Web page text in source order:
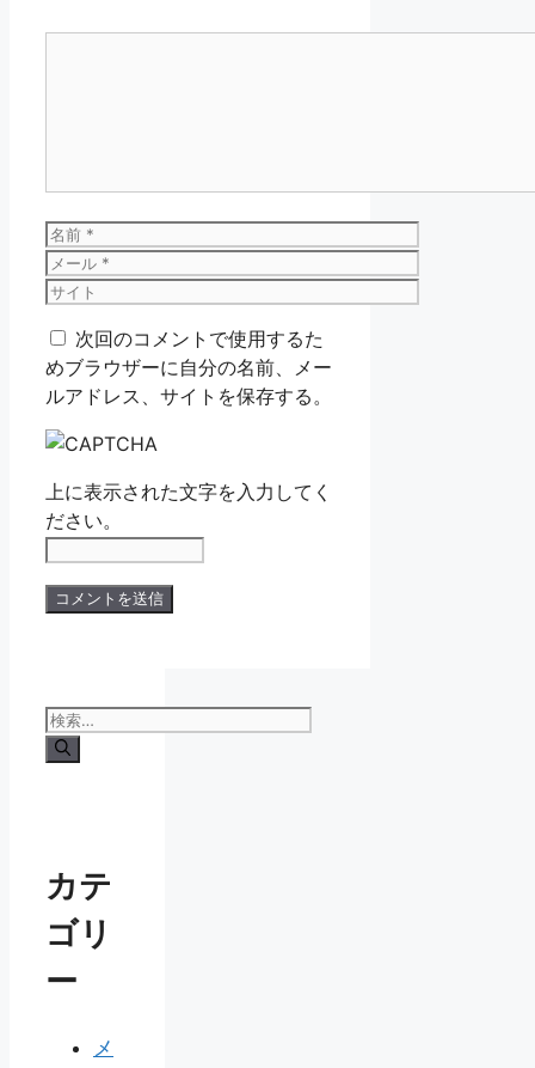
名
前
メ
ー
サ
ト 次回のコメントで使用するた
めブラウザーに自分の名前、メー
ルアドレス、サイトを保存する。
上に表示された文字を入力してく
ださい。
検
索:
カテ
ゴリ
ー
メ